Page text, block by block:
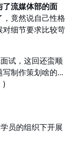
了流媒体部的面
，竟然说自己性格
对细节要求比较苛
试，这回还蛮顺
制作策划啥的...
)
员的组织下开展